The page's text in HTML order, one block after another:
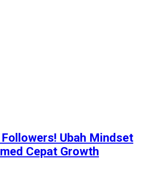
Ubah Mindset
Cepat Growth